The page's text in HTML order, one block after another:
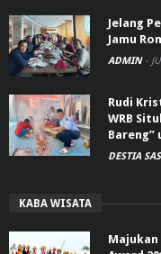
Jelang
Jamu
ADMIN -
Rudi
WRB
Bareng”
DESTIA
KABA WISATA